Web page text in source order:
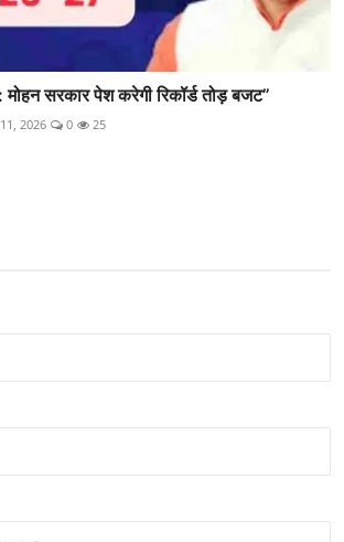
सरकार पेश करेगी रिकॉर्ड तोड़ बजट”
2026 0 25